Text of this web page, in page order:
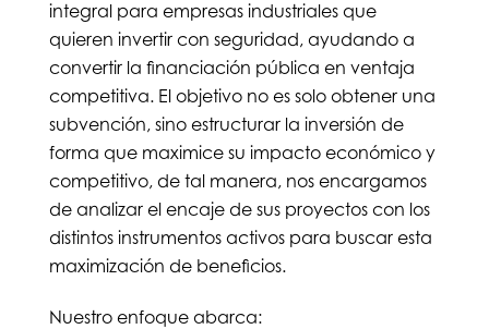
integral para empresas industriales que
quieren invertir con seguridad, ayudando a
convertir la financiación pública en ventaja
competitiva. El objetivo no es solo obtener una
subvención, sino estructurar la inversión de
forma que maximice su impacto económico y
competitivo, de tal manera, nos encargamos
de analizar el encaje de sus proyectos con los
distintos instrumentos activos para buscar esta
maximización de beneficios.
Nuestro enfoque abarca: